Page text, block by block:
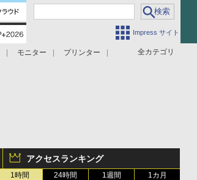
Impress サイト
全カテゴリ
モニター
プリンター
アクセスランキング
1時間 24時間 1週間 1カ月